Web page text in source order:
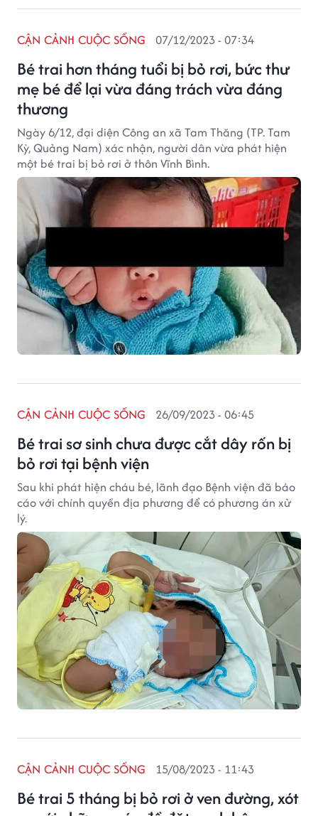
Bé trai hơn tháng tuổi bị bỏ rơi, bức thư
mẹ bé để lại vừa đáng trách vừa đáng
thương
CẬN CẢNH CUỘC SỐNG 07/12/2023 - 07:34
Ngày 6/12, đại diện Công an xã Tam Thăng (TP. Tam
Kỳ, Quảng Nam) xác nhận, người dân vừa phát hiện
một bé trai bị bỏ rơi ở thôn Vĩnh Bình.
Bé trai sơ sinh chưa được cắt dây rốn bị
bỏ rơi tại bệnh viện
CẬN CẢNH CUỘC SỐNG 26/09/2023 - 06:45
Sau khi phát hiện cháu bé, lãnh đạo Bệnh viện đã báo
cáo với chính quyền địa phương để có phương án xử
lý.
Bé trai 5 tháng bị bỏ rơi ở ven đường, xót
CẬN CẢNH CUỘC SỐNG 15/08/2023 - 11:43